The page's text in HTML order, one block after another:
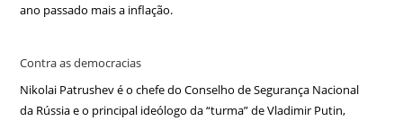
ano passado mais a inflação.
Contra as democracias
Nikolai Patrushev é o chefe do Conselho de Segurança Nacional
da Rússia e o principal ideólogo da “turma” de Vladimir Putin,